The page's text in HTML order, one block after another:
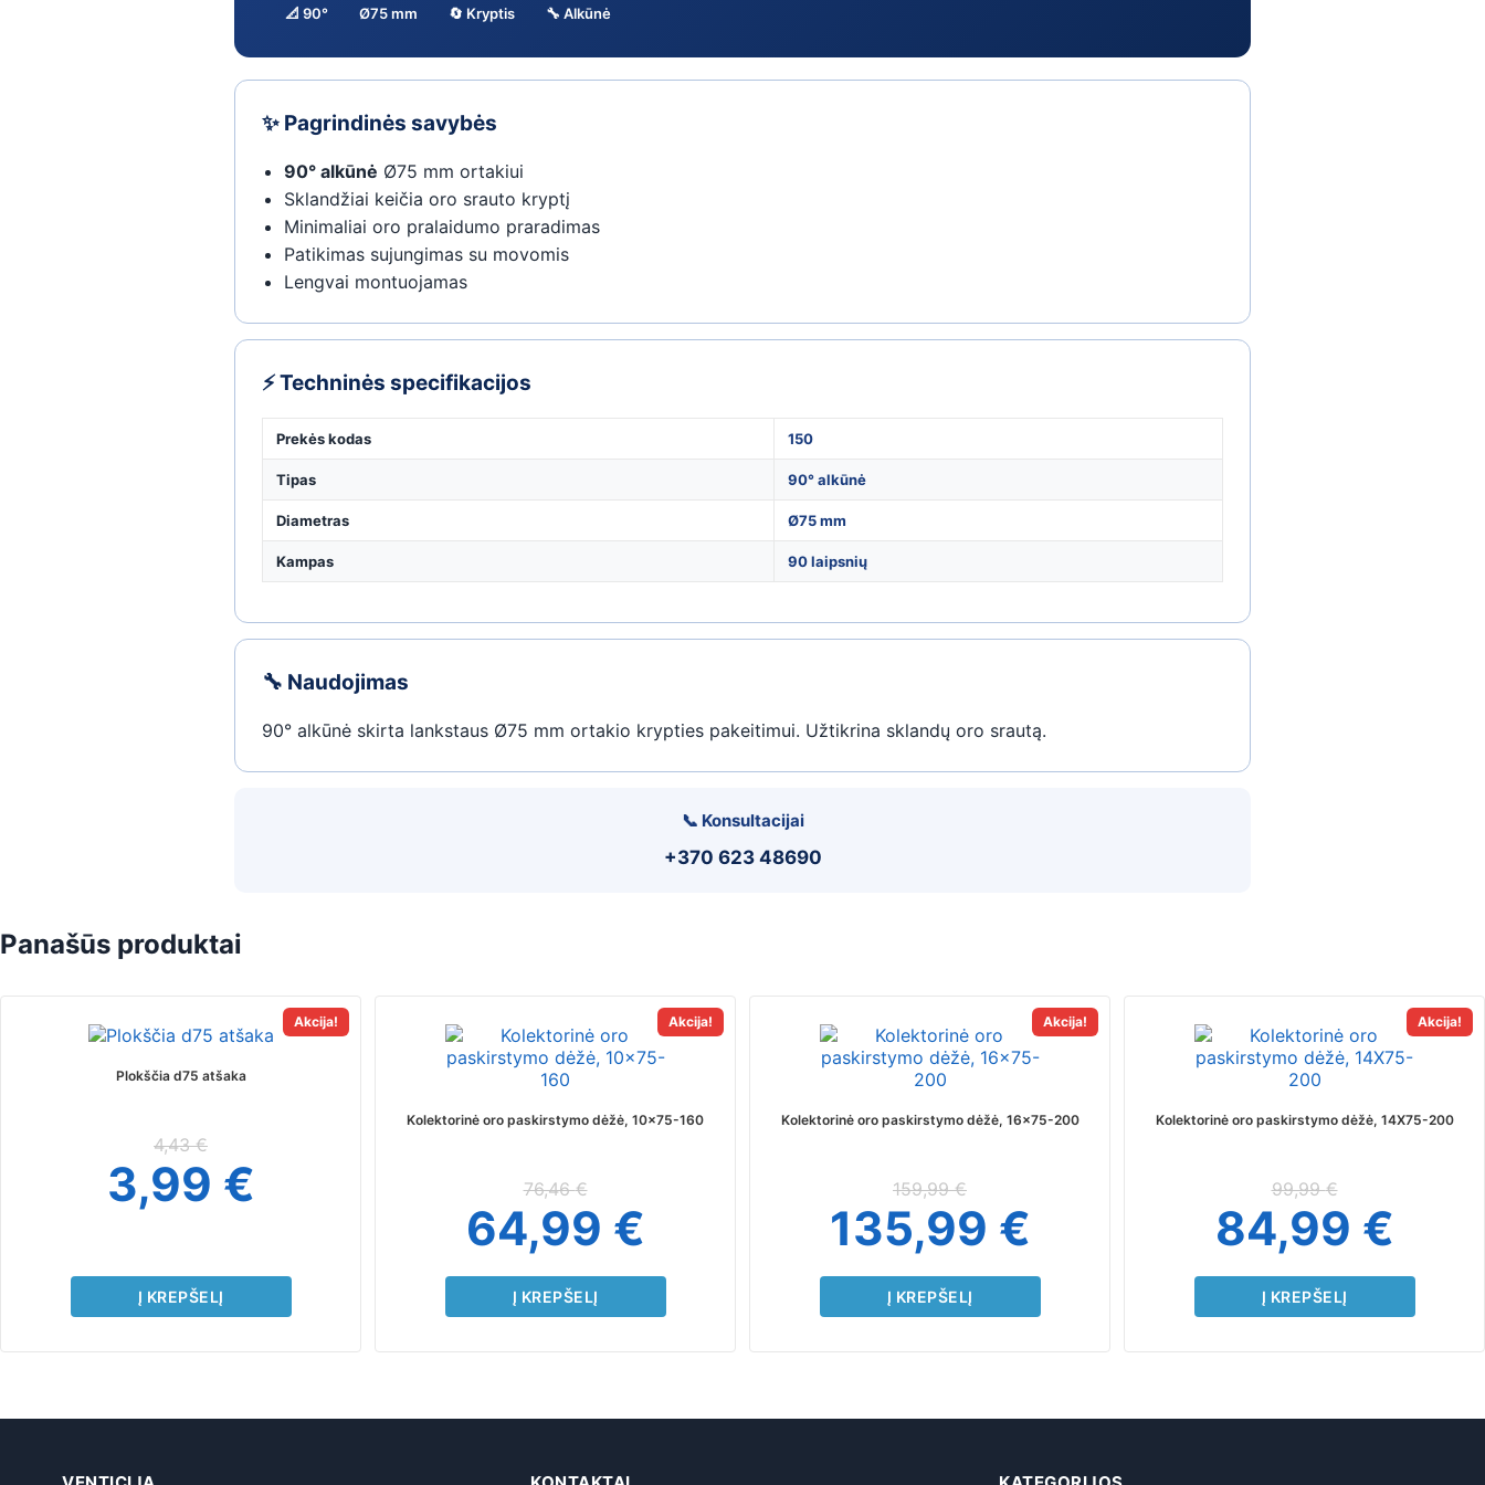
📐 90° Ø75 mm 🔄 Kryptis 🔧 Alkūnė
✨ Pagrindinės savybės
90° alkūnė Ø75 mm ortakiui
Sklandžiai keičia oro srauto kryptį
Minimaliai oro pralaidumo praradimas
Patikimas sujungimas su movomis
Lengvai montuojamas
⚡ Techninės specifikacijos
Prekės kodas 150
Tipas 90° alkūnė
Diametras Ø75 mm
Kampas 90 laipsnių
🔧 Naudojimas
90° alkūnė skirta lankstaus Ø75 mm ortakio krypties pakeitimui. Užtikrina sklandų oro srautą.
📞 Konsultacijai
+370 623 48690
Panašūs produktai
Akcija!
Plokščia d75 atšaka
4,43€
3,99 €
Į KREPŠELĮ
Akcija!
Kolektorinė oro paskirstymo dėžė, 10×75-160
76,46€
64,99 €
Į KREPŠELĮ
Akcija!
Kolektorinė oro paskirstymo dėžė, 16×75-200
159,99€
135,99 €
Į KREPŠELĮ
Akcija!
Kolektorinė oro paskirstymo dėžė, 14X75-200
99,99€
84,99 €
Į KREPŠELĮ